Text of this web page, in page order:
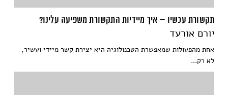
תקשורת עכשיו – איך מיידיות התקשורת משפיעה עלינו?
יורם אורעד
אחת מהפעולות שמאפשרת הטכנולוגיה היא יצירת קשר מיידי ועשיר,
לא רק...